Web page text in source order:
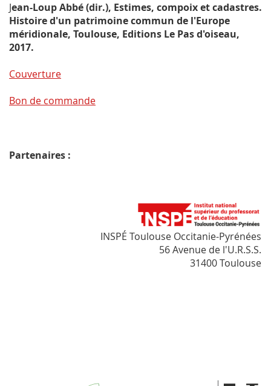
Jean-Loup Abbé (dir.), Estimes, compoix et cadastres.
Histoire d'un patrimoine commun de l'Europe
méridionale, Toulouse, Editions Le Pas d'oiseau,
2017.
Couverture
Bon de commande
Partenaires :
INSPÉ Toulouse Occitanie-Pyrénées
56 Avenue de l'U.R.S.S.
31400 Toulouse